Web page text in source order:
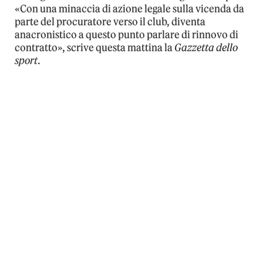
«Con una minaccia di azione legale sulla vicenda da
parte del procuratore verso il club, diventa
anacronistico a questo punto parlare di rinnovo di
contratto», scrive questa mattina laGazzetta dello
sport.